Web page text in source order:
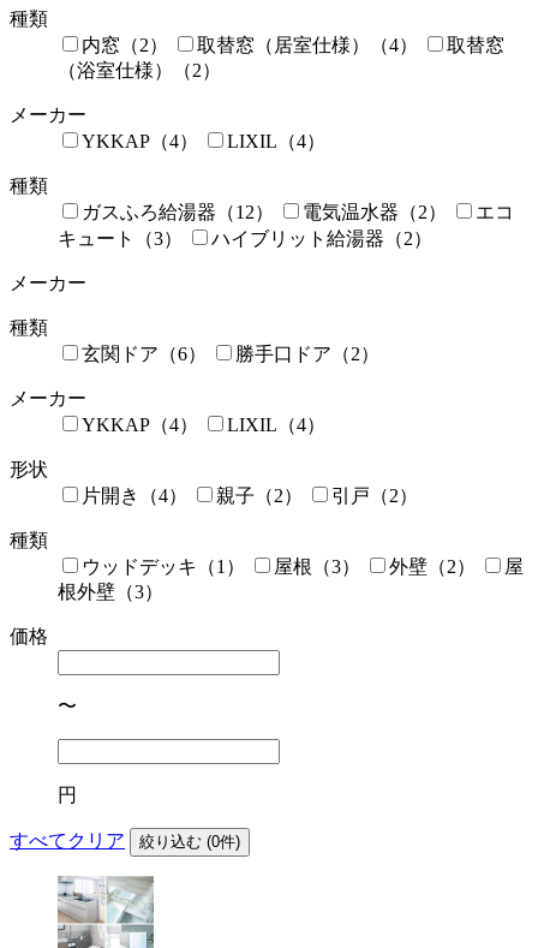
種類
内窓（2）
取替窓（居室仕様）（4）
取替窓
（浴室仕様）（2）
メーカー
YKKAP（4）
LIXIL（4）
種類
ガスふろ給湯器（12）
電気温水器（2）
エコ
キュート（3）
ハイブリット給湯器（2）
メーカー
種類
玄関ドア（6）
勝手口ドア（2）
メーカー
YKKAP（4）
LIXIL（4）
形状
片開き（4）
親子（2） 引戸（2）
種類
ウッドデッキ（1）
屋根（3） 外壁（2）
屋
根外壁（3）
価格
〜
円
すべてクリア 絞り込む (0件)